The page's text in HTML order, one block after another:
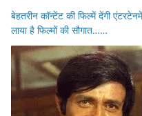
बेहतरीन कॉन्टेंट की फिल्में देंगी
लाया है फिल्मों की सौगात……